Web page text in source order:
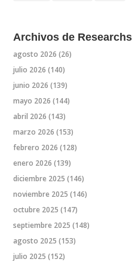
Archivos de Researchs
agosto 2026 (26)
julio 2026 (140)
junio 2026 (139)
mayo 2026 (144)
abril 2026 (143)
marzo 2026 (153)
febrero 2026 (128)
enero 2026 (139)
diciembre 2025 (146)
noviembre 2025 (146)
octubre 2025 (147)
septiembre 2025 (148)
agosto 2025 (153)
julio 2025 (152)